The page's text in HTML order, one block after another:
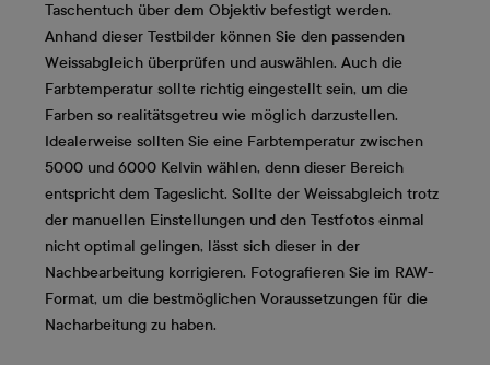
Taschentuch über dem Objektiv befestigt werden.
Anhand dieser Testbilder können Sie den passenden
Weissabgleich überprüfen und auswählen. Auch die
Farbtemperatur sollte richtig eingestellt sein, um die
Farben so realitätsgetreu wie möglich darzustellen.
Idealerweise sollten Sie eine Farbtemperatur zwischen
5000 und 6000 Kelvin wählen, denn dieser Bereich
entspricht dem Tageslicht. Sollte der Weissabgleich trotz
der manuellen Einstellungen und den Testfotos einmal
nicht optimal gelingen, lässt sich dieser in der
Nachbearbeitung korrigieren. Fotografieren Sie im RAW-
Format, um die bestmöglichen Voraussetzungen für die
Nacharbeitung zu haben.